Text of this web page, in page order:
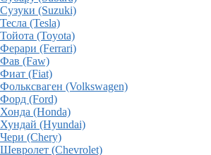
(Suzuki)
(Tesla)
(Toyota)
(Ferrari)
(Faw)
(Fiat)
(Volkswagen)
(Ford)
(Honda)
(Hyundai)
(Chery)
(Chevrolet)